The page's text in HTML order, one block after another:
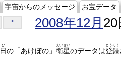
宇宙からのメッセージ お宝データ
< 2008年12月 20
日
ひ
の「あけぼの」 衛星
えいせい
のデータは登録
とうろく